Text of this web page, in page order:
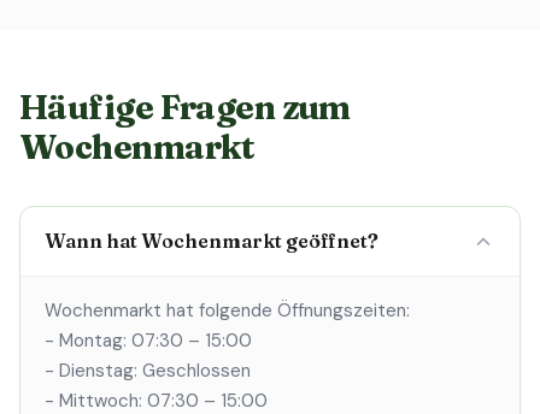
Häufige Fragen zum
Wochenmarkt
Wann hat Wochenmarkt geöffnet?
Wochenmarkt hat folgende Öffnungszeiten:
- Montag: 07:30 – 15:00
- Dienstag: Geschlossen
- Mittwoch: 07:30 – 15:00